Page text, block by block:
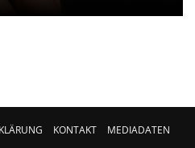
KONTAKT MEDIADATEN